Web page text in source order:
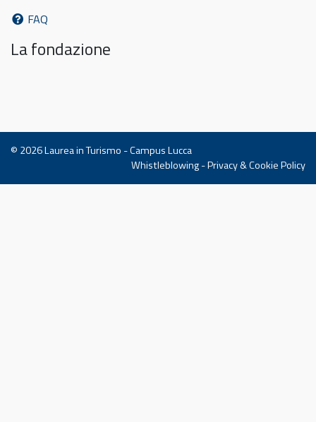
FAQ
La fondazione
© 2026Laurea in Turismo - Campus Lucca
Whistleblowing-Privacy & Cookie Policy